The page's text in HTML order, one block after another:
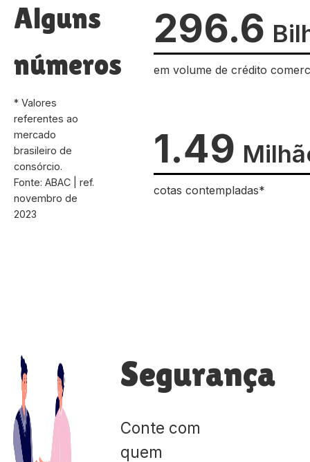
Alguns
números
* Valores
referentes ao
mercado
brasileiro de
consórcio.
Fonte: ABAC | ref.
novembro de
2023
296.6
em volume de crédito
1.49
cotas contempladas*
Segurança
Conte com
quem